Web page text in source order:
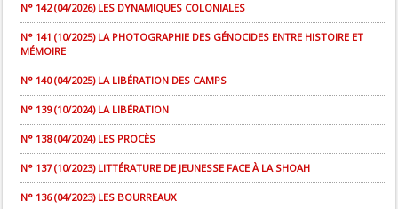
N° 142 (04/2026) LES DYNAMIQUES COLONIALES
N° 141 (10/2025) LA PHOTOGRAPHIE DES GÉNOCIDES ENTRE HISTOIRE ET
MÉMOIRE
N° 140 (04/2025) LA LIBÉRATION DES CAMPS
N° 139 (10/2024) LA LIBÉRATION
N° 138 (04/2024) LES PROCÈS
N° 137 (10/2023) LITTÉRATURE DE JEUNESSE FACE À LA SHOAH
N° 136 (04/2023) LES BOURREAUX